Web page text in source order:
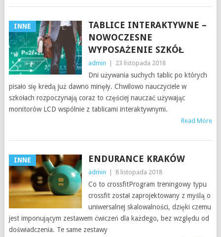
INNE
TABLICE INTERAKTYWNE –
NOWOCZESNE
WYPOSAŻENIE SZKÓŁ
admin 23 listopada 2018
Dni używania suchych tablic po których
pisało się kredą już dawno minęły. Chwilowo nauczyciele w
szkołach rozpoczynają coraz to częściej nauczać używając
monitorów LCD wspólnie z tablicami interaktywnymi.
Read More
INNE ENDURANCE KRAKÓW
admin 8 listopada 2018
Co to crossfitProgram treningowy typu
crossfit został zaprojektowany z myślą o
uniwersalnej skalowalności, dzięki czemu
jest imponującym zestawem ćwiczeń dla każdego, bez względu od
doświadczenia. Te same zestawy